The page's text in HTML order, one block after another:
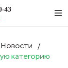
43
Новости /
категорию